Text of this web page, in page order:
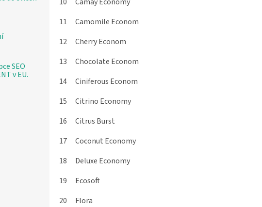
SEO
v EU.
11
Camomile Econom
12
Cherry Econom
13
Chocolate Econom
14
Ciniferous Econom
15
Citrino Economy
16
Citrus Burst
17
Coconut Economy
18
Deluxe Economy
19
Ecosoft
20
Flora